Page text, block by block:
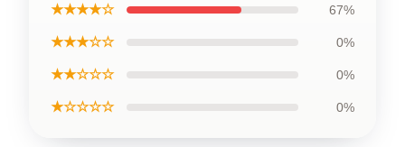
★★★★☆ 67%
★★★☆☆ 0%
★★☆☆☆ 0%
★☆☆☆☆ 0%